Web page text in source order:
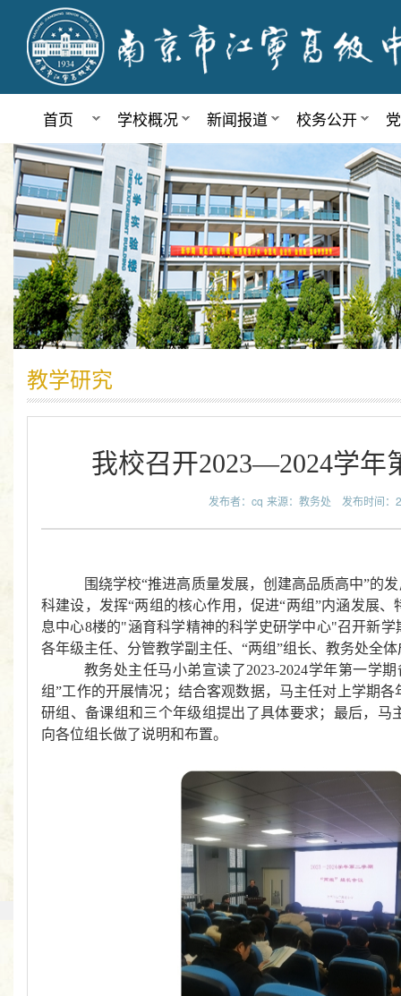
首页 学校概况 新闻报道 校务公开
教学研究
我校召开2023—2024学年
发布者：cq 来源：教务处 发布时间：
围绕学校“推进高质量发展，创建高品质高中”的
科建设，发挥“两组的核心作用，促进“两组”内涵发展、
息中心8楼的"涵育科学精神的科学史研学中心"召开新学
各年级主任、分管教学副主任、“两组”组长、教务处全
教务处主任马小弟宣读了2023-2024学年第一学期
组”工作的开展情况 ； 结合客观数据，马主任对 上学期各
研组 、 备课组和三个年级组提出了具体要求 ；最后，马
向各位组长做了说明和布置。